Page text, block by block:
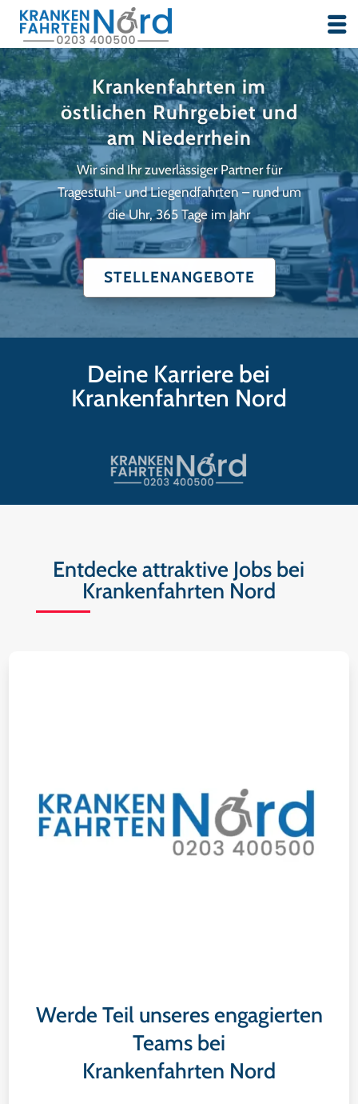
Krankenfahrten im
östlichen Ruhrgebiet und
am Niederrhein
Wir sind Ihr zuverlässiger Partner für
Tragestuhl- und Liegendfahrten – rund um
die Uhr, 365 Tage im Jahr
STELLENANGEBOTE
Deine Karriere bei
Krankenfahrten Nord
Entdecke attraktive Jobs bei
Krankenfahrten Nord
Werde Teil unseres engagierten
Teams bei
Krankenfahrten Nord